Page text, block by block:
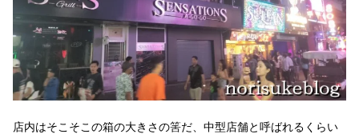
店内はそこそこの箱の大きさの筈だ、中型店舗と呼ばれるくらい